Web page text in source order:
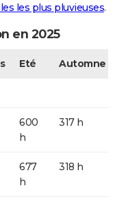
les plus pluvieuses.
en 2025
Eté Automne
600
h
317 h
677
h
318 h